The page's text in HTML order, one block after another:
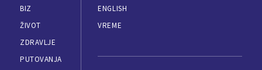
BIZ
ŽIVOT
ZDRAVLJE
PUTOVANJA
ENGLISH
VREME